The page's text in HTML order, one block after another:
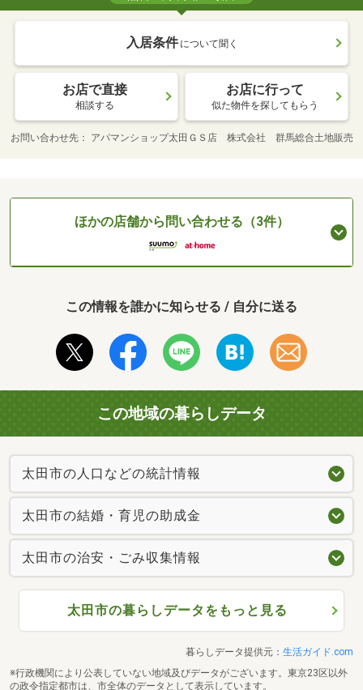
入居条件 について聞く
お店で直接
相談する
お店に行って
似た物件を探してもらう
お問い合わせ先 アパマンショップ太田ＧＳ店 株式会社 群馬総合土地販売
ほかの店舗から問い合わせる（3件）
この情報を誰かに知らせる / 自分に送る
この地域の暮らしデータ
太田市の人口などの統計情報
太田市の結婚・育児の助成金
太田市の治安・ごみ収集情報
太田市の暮らしデータをもっと見る
暮らしデータ提供元： 生活ガイド.com
※行政機関により公表していない地域及びデータがございます。東京23区以外
の政令指定都市は、市全体のデータとして表示しています。